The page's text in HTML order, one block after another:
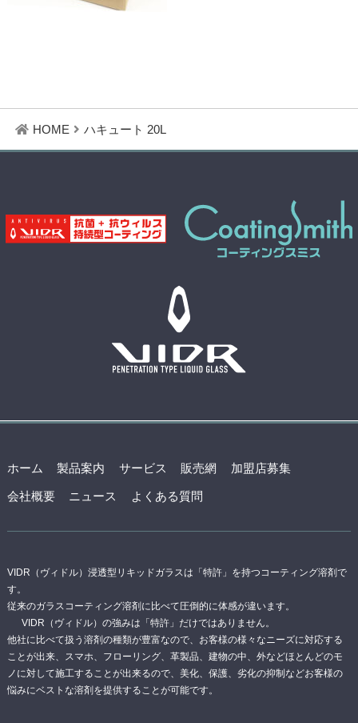
HOME ハキュート 20L
ホーム 製品案内 サービス 販売網 加盟店募集
会社概要 ニュース よくある質問
VIDR（ヴィドル）浸透型リキッドガラスは「特許」を持つコーティング溶剤で
す。
従来のガラスコーティング溶剤に比べて圧倒的に体感が違います。
VIDR（ヴィドル）の強みは「特許」だけではありません。
他社に比べて扱う溶剤の種類が豊富なので、お客様の様々なニーズに対応する
ことが出来、スマホ、フローリング、革製品、建物の中、外などほとんどのモ
ノに対して施工することが出来るので、美化、保護、劣化の抑制などお客様の
悩みにベストな溶剤を提供することが可能です。